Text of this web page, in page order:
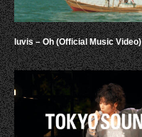
luvis – Oh (Official Music Video)